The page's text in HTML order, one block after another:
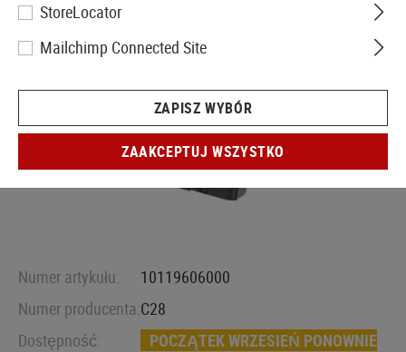
Numer artykułu:
10119606000
Numer producenta:C28
Dostępność:
POCZĄTEK WRZESIEŃ PONOWNIE
StoreLocator
Mailchimp Connected Site
ZAPISZ WYBÓR
ZAAKCEPTUJ WSZYSTKO